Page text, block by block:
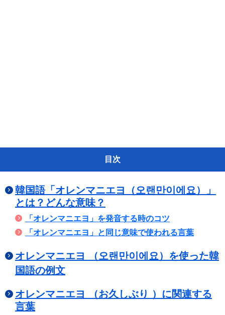
目次
韓国語「オレンマニエヨ（오랜만이에요）」
とは？どんな意味？
「オレンマニエヨ」を発音する時のコツ
「オレンマニエヨ」と同じ意味で使われる言葉
オレンマニエヨ （오랜만이에요）を使った韓
国語の例文
オレンマニエヨ （お久しぶり ）に関連する
言葉